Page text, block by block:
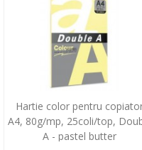
Hartie color pentru
A4, 80g/mp, 25coli/top,
A - pastel butter